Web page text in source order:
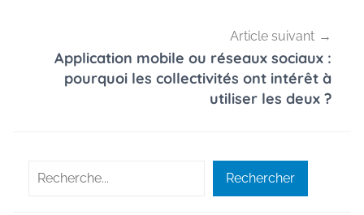
Article suivant
Application mobile ou réseaux sociaux :
pourquoi les collectivités ont intérêt à
utiliser les deux ?
Rechercher Rechercher